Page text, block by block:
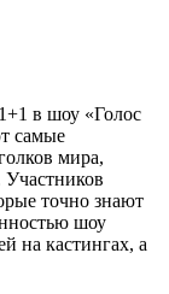
в шоу «Голос
самые
мира,
Участников
точно знают
шоу
на кастингах, а